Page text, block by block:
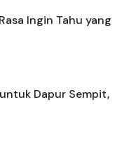
Ingin Tahu yang
Dapur Sempit,